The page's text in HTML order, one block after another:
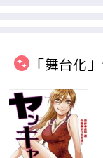
「舞台化